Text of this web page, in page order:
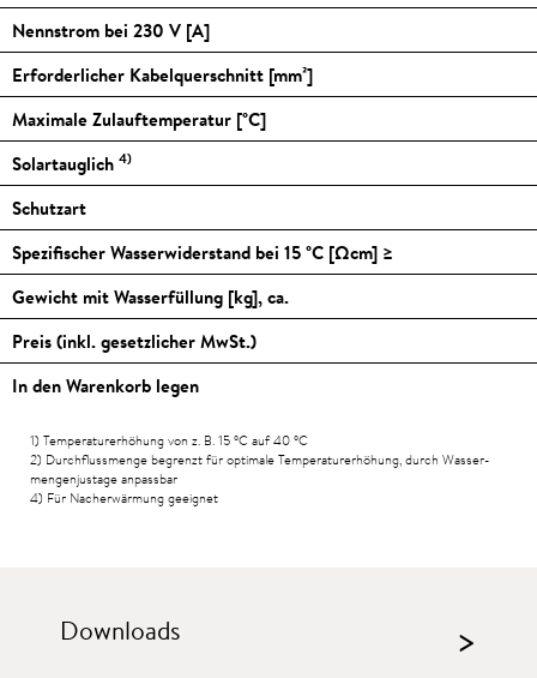
Nennstrom bei 230 V [A]
Erforderlicher Kabelquerschnitt [mm²]
Maximale Zulauftemperatur [°C]
Solartauglich 4)
Schutzart
Spezifischer Wasserwiderstand bei 15°C [Ωcm] ≥
Gewicht mit Wasserfüllung [kg], ca.
Preis (inkl. gesetzlicher MwSt.)
In den Warenkorb legen
1) Temperaturerhöhung von z. B. 15°Cauf 40°C
2) Durchfluss­menge begrenzt für optimale Tempera­tur­erhöhung, durch Wasser­
mengen­justage anpassbar
4) Für Nacherwärmung geeignet
Downloads >